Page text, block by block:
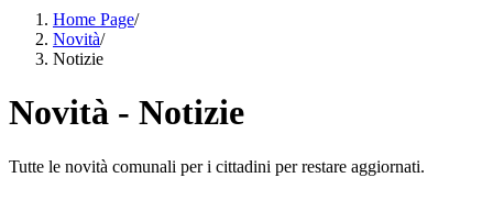
Home Page/
Novità/
Notizie
Novità - Notizie
Tutte le novità comunali per i cittadini per restare aggiornati.